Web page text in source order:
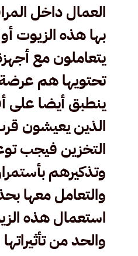
العمال داخل
بها هذه الزيوت
يتعاملون مع
تحتويها هم عرضة
ينطبق أيضا على
الذين يعيشون
التخزين فيجب
وتذكيرهم
والتعامل معها
استعمال هذه
والحد من